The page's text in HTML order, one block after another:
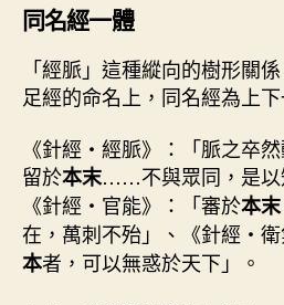
同名經一體
「經脈」這種縱向的樹形關
足經的命名上，同名經為上下
《針經・經脈》：「脈之卒
留於本末……不與眾同，是以
《針經・官能》：「審於本末
在，萬刺不殆」、《針經・
本者，可以無惑於天下」。